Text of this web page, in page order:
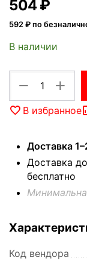
‍504‍₽
592 ₽ по
В наличии
+
−
В избранное
Доставка
Доставка
бесплатно
Код вендора